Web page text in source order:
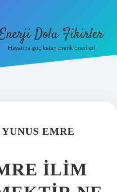
Dolu Fikirler
Hayatına güç katan pratik öneriler!
EMRE
ILIM